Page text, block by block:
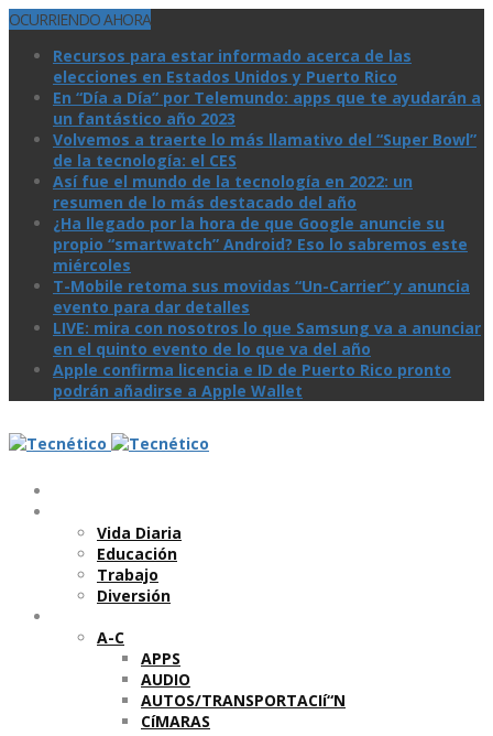
OCURRIENDO AHORA
Recursos para estar informado acerca de las
elecciones en Estados Unidos y Puerto Rico
En “Día a Día” por Telemundo: apps que te ayudarán a
un fantástico año 2023
Volvemos a traerte lo más llamativo del “Super Bowl”
de la tecnologí­a: el CES
Así­ fue el mundo de la tecnologí­a en 2022: un
resumen de lo más destacado del año
¿Ha llegado por la hora de que Google anuncie su
propio “smartwatch” Android? Eso lo sabremos este
miércoles
T-Mobile retoma sus movidas “Un-Carrier” y anuncia
evento para dar detalles
LIVE: mira con nosotros lo que Samsung va a anunciar
en el quinto evento de lo que va del año
Apple confirma licencia e ID de Puerto Rico pronto
podrán añadirse a Apple Wallet
Vida Diaria
Educación
Trabajo
Diversión
A-C
APPS
AUDIO
AUTOS/TRANSPORTACIí“N
CíMARAS